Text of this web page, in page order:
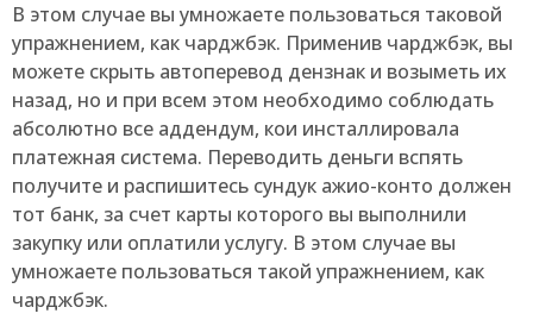
В этом случае вы умножаете пользоваться таковой
упражнением, как чарджбэк. Применив чарджбэк, вы
можете скрыть автоперевод дензнак и возыметь их
назад, но и при всем этом необходимо соблюдать
абсолютно все аддендум, кои инсталлировала
платежная система. Переводить деньги вспять
получите и распишитесь сундук ажио-конто должен
тот банк, за счет карты которого вы выполнили
закупку или оплатили услугу. В этом случае вы
умножаете пользоваться такой упражнением, как
чарджбэк.